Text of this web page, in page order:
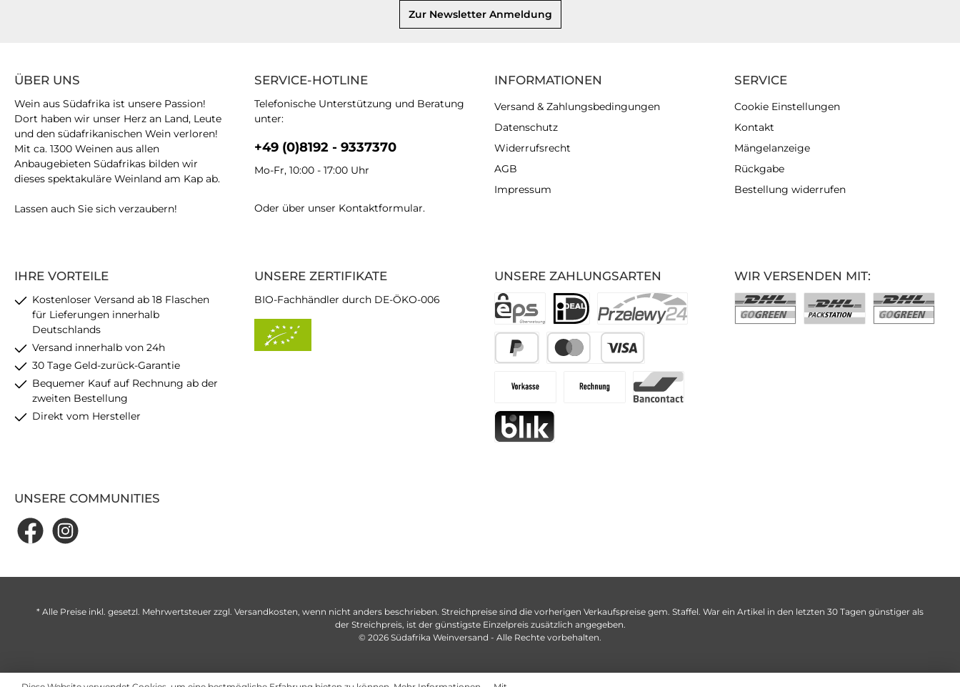
Zur Newsletter Anmeldung
SERVICE-HOTLINE
Telefonische Unterstützung und Beratung
unter:
+49 (0)8192 - 9337370
Mo-Fr, 10:00 - 17:00 Uhr
Oder über unser Kontaktformular.
IHRE VORTEILE
Kostenloser Versand ab 18 Flaschen
für Lieferungen innerhalb
Deutschlands
Versand innerhalb von 24h
30 Tage Geld-zurück-Garantie
Bequemer Kauf auf Rechnung ab der
zweiten Bestellung
Direkt vom Hersteller
UNSERE ZAHLUNGSARTEN
ÜBER UNS
Wein aus Südafrika ist unsere Passion!
Dort haben wir unser Herz an Land, Leute
und den südafrikanischen Wein verloren!
Mit ca. 1300 Weinen aus allen
Anbaugebieten Südafrikas bilden wir
dieses spektakuläre Weinland am Kap ab.
Lassen auch Sie sich verzaubern!
UNSERE ZERTIFIKATE
BIO-Fachhändler durch DE-ÖKO-006
INFORMATIONEN
Versand & Zahlungsbedingungen
Datenschutz
Widerrufsrecht
AGB
Impressum
SERVICE
Cookie Einstellungen
Kontakt
Mängelanzeige
Rückgabe
Bestellung widerrufen
UNSERE COMMUNITIES
WIR VERSENDEN MIT:
* Alle Preise inkl. gesetzl. Mehrwertsteuer zzgl. Versandkosten, wenn nicht anders beschrieben. Streichpreise sind die vorherigen Verkaufspreise gem. Staffel. War ein Artikel in den letzten 30 Tagen günstiger als
der Streichpreis, ist der günstigste Einzelpreis zusätzlich angegeben.
© 2026 Südafrika Weinversand - Alle Rechte vorbehalten.